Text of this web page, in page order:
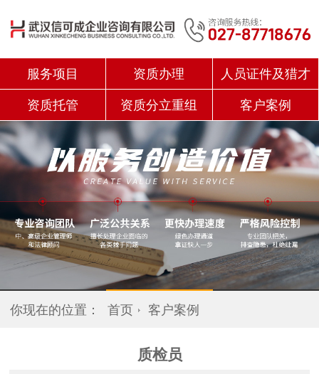
服务项目 资质办理 人员证件及猎才
资质托管 资质分立重组 客户案例
你现在的位置： 首页 客户案例
质检员